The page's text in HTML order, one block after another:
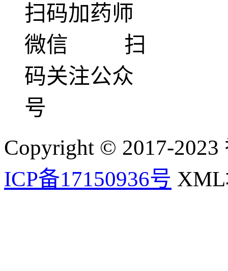
扫码加药师
微信 扫
码关注公众
号
Copyright © 2017-2023
ICP备17150936号